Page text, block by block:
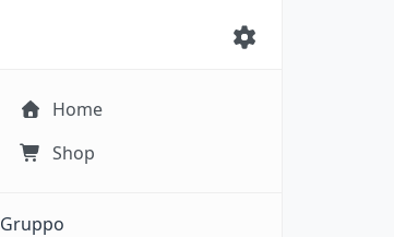
Home
Shop
Gruppo